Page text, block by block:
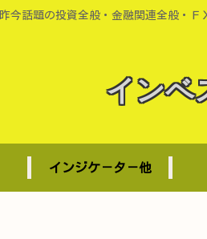
昨今話題の投資全般・金融関連全般・
インベ
インジケ－タ－他